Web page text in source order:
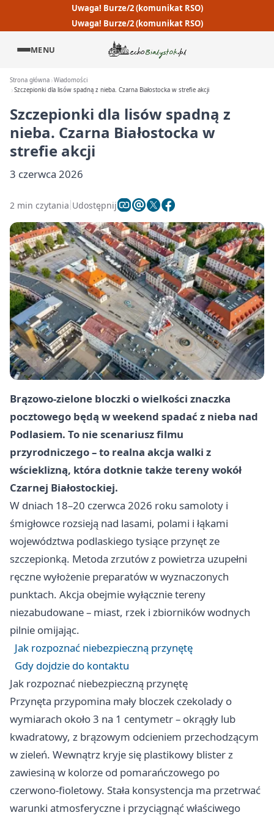
Uwaga! Burze/2 (komunikat RSO)
Uwaga! Burze/2 (komunikat RSO)
MENU
Strona główna Wiadomości
Szczepionki dla lisów spadną z nieba. Czarna Białostocka w strefie akcji
Szczepionki dla lisów spadną z
nieba. Czarna Białostocka w
strefie akcji
3 czerwca 2026
2 min czytania Udostępnij
Brązowo-zielone bloczki o wielkości znaczka
pocztowego będą w weekend spadać z nieba nad
Podlasiem. To nie scenariusz filmu
przyrodniczego – to realna akcja walki z
wścieklizną, która dotknie także tereny wokół
Czarnej Białostockiej.
W dniach 18–20 czerwca 2026 roku samoloty i
śmigłowce rozsieją nad lasami, polami i łąkami
województwa podlaskiego tysiące przynęt ze
szczepionką. Metoda zrzutów z powietrza uzupełni
ręczne wyłożenie preparatów w wyznaczonych
punktach. Akcja obejmie wyłącznie tereny
niezabudowane – miast, rzek i zbiorników wodnych
pilnie omijając.
Jak rozpoznać niebezpieczną przynętę
Gdy dojdzie do kontaktu
Jak rozpoznać niebezpieczną przynętę
Przynęta przypomina mały bloczek czekolady o
wymiarach około 3 na 1 centymetr – okrągły lub
kwadratowy, z brązowym odcieniem przechodzącym
w zieleń. Wewnątrz kryje się plastikowy blister z
zawiesiną w kolorze od pomarańczowego po
czerwono-fioletowy. Stała konsystencja ma przetrwać
warunki atmosferyczne i przyciągnąć właściwego